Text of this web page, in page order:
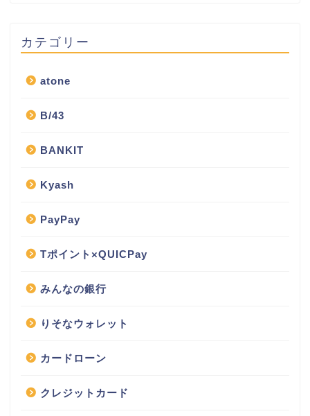
カテゴリー
atone
B/43
BANKIT
Kyash
PayPay
Tポイント×QUICPay
みんなの銀行
りそなウォレット
カードローン
クレジットカード